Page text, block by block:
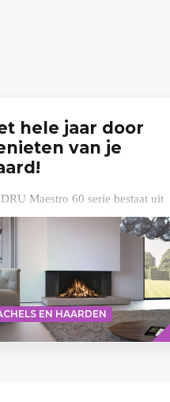
hele jaar door
van je
Maestro 60 serie bestaat uit
innovatieve nieuwe hybride
met unieke, fascinerende en
eigenschappen.
eerste...
EN HAARDEN